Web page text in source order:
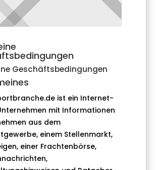
Geschäftsbedingungen
ist ein Internet-
mit Informationen
aus dem
einem Stellenmarkt,
einer Frachtenbörse,